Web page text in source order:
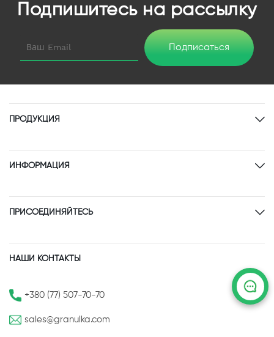
Подпишитесь на рассылку
Подписаться
ПРОДУКЦИЯ
ИНФОРМАЦИЯ
ПРИСОЕДИНЯЙТЕСЬ
НАШИ КОНТАКТЫ
+380 (77) 507-70-70
sales@granulka.com